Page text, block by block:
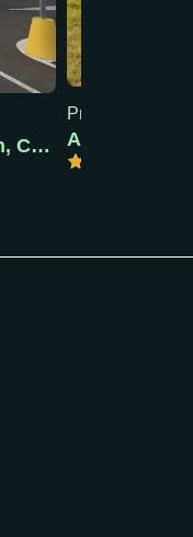
AC Carrefour en Alcázar de San Juan, Ciudad Real
Precio mín: 18 €
AC Pola de